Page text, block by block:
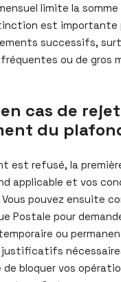
limite la
est importante
successifs,
ou de gros
cas de
du
est refusé, la
applicable et vos
pouvez ensuite
Postale pour
ou
bloquer vos